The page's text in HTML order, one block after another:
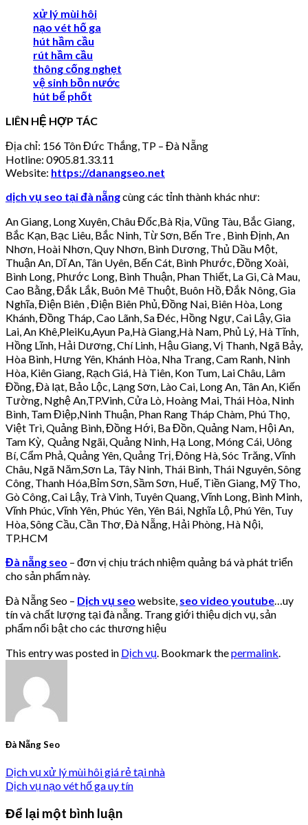
xử lý mùi hôi
nạo vét hố ga
hút hầm cầu
rút hầm cầu
thông cống nghẹt
vệ sinh bồn nước
hút bể phốt
LIÊN HỆ HỢP TÁC
Địa chỉ: 156 Tôn Đức Thắng, TP – Đà Nẵng
Hotline: 0905.81.33.11
Website: https://danangseo.net
dịch vụ seo tại đà nẵngcùng các tỉnh thành khác như:
An Giang, Long Xuyên, Châu Đốc,Bà Rịa, Vũng Tàu, Bắc Giang,
Bắc Kạn, Bạc Liêu, Bắc Ninh, Từ Sơn, Bến Tre , Bình Định, An
Nhơn, Hoài Nhơn, Quy Nhơn, Bình Dương, Thủ Dầu Một,
Thuận An, Dĩ An, Tân Uyên, Bến Cát, Bình Phước, Đồng Xoài,
Bình Long, Phước Long, Bình Thuận, Phan Thiết, La Gi, Cà Mau,
Cao Bằng, Đắk Lắk, Buôn Mê Thuột, Buôn Hồ, Đắk Nông, Gia
Nghĩa, Điện Biên , Điện Biên Phủ, Đồng Nai, Biên Hòa, Long
Khánh, Đồng Tháp, Cao Lãnh, Sa Đéc, Hồng Ngự, Cai Lậy, Gia
Lai, An Khê,PleiKu,Ayun Pa,Hà Giang,Hà Nam, Phủ Lý, Hà Tĩnh,
Hồng Lĩnh, Hải Dương, Chí Linh, Hậu Giang, Vị Thanh, Ngã Bảy,
Hòa Bình, Hưng Yên, Khánh Hòa, Nha Trang, Cam Ranh, Ninh
Hòa, Kiên Giang, Rạch Giá, Hà Tiên, Kon Tum, Lai Châu, Lâm
Đồng, Đà lạt, Bảo Lộc, Lạng Sơn, Lào Cai, Long An, Tân An, Kiến
Tường, Nghệ An,TP.Vinh, Cửa Lò, Hoàng Mai, Thái Hòa, Ninh
Bình, Tam Điệp,Ninh Thuận, Phan Rang Tháp Chàm, Phú Thọ,
Việt Trì, Quảng Bình, Đồng Hới, Ba Đồn, Quảng Nam, Hội An,
Tam Kỳ, Quảng Ngãi, Quảng Ninh, Hạ Long, Móng Cái, Uông
Bí, Cẩm Phả, Quảng Yên, Quảng Trị, Đông Hà, Sóc Trăng, Vĩnh
Châu, Ngã Năm,Sơn La, Tây Ninh, Thái Bình, Thái Nguyên, Sông
Công, Thanh Hóa,Bỉm Sơn, Sầm Sơn, Huế, Tiền Giang, Mỹ Tho,
Gò Công, Cai Lậy, Trà Vinh, Tuyên Quang, Vĩnh Long, Bình Minh,
Vĩnh Phúc, Vĩnh Yên, Phúc Yên, Yên Bái, Nghĩa Lộ, Phú Yên, Tuy
Hòa, Sông Cầu, Cần Thơ, Đà Nẵng, Hải Phòng, Hà Nội,
TP.HCM
Đà nẵng seo – đơn vị chịu trách nhiệm quảng bá và phát triển
cho sản phẩm này.
Đà Nẵng Seo – Dịch vụ seo website, seo video youtube…uy
tín và chất lượng tại đà nẵng. Trang giới thiệu dịch vụ, sản
phẩm nổi bật cho các thương hiệu
This entry was posted in Dịch vụ. Bookmark thepermalink.
Đà Nẵng Seo
Dịch vụ xử lý mùi hôi giá rẻ tại nhà
Dịch vụ nạo vét hố ga uy tín
Để lại một bình luận